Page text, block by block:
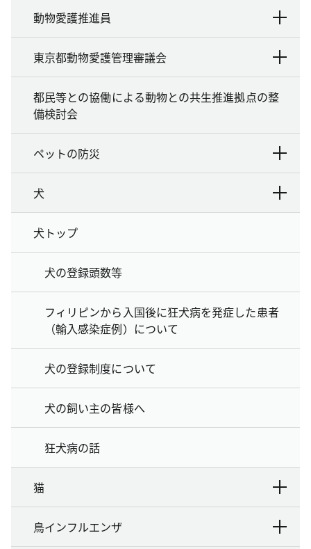
動物愛護推進員
東京都動物愛護管理審議会
都民等との協働による動物との共生推進拠点の整
備検討会
ペットの防災
犬
犬トップ
犬の登録頭数等
フィリピンから入国後に狂犬病を発症した患者
（輸入感染症例）について
犬の登録制度について
犬の飼い主の皆様へ
狂犬病の話
猫
鳥インフルエンザ